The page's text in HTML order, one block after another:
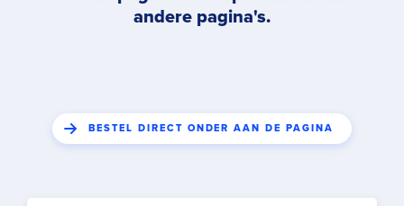
andere pagina's.
BESTEL DIRECT ONDER AAN DE PAGINA